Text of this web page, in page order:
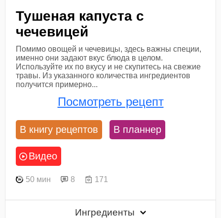
Тушеная капуста с
чечевицей
Помимо овощей и чечевицы, здесь важны специи,
именно они задают вкус блюда в целом.
Используйте их по вкусу и не скупитесь на свежие
травы. Из указанного количества ингредиентов
получится примерно...
Посмотреть рецепт
В книгу рецептов В планнер
Видео
50 мин 8 171
Ингредиенты